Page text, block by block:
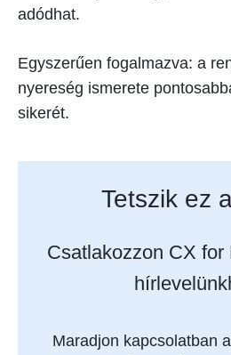
adódhat.
Egyszerűen fogalmazva: a
nyereség ismerete
sikerét.
Tetszik ez
Csatlakozzon CX for
Maradjon kapcsolatban